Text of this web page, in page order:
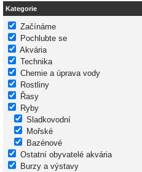
Kategorie
Začínáme
Pochlubte se
Akvária
Technika
Chemie a úprava vody
Rostliny
Řasy
Ryby
Sladkovodní
Mořské
Bazénové
Ostatní obyvatelé akvária
Burzy a výstavy